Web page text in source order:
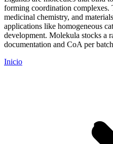
forming coordination complexes.
medicinal chemistry, and
applications like homogeneous
development. Molekula stocks a
documentation and CoA per
Inicio